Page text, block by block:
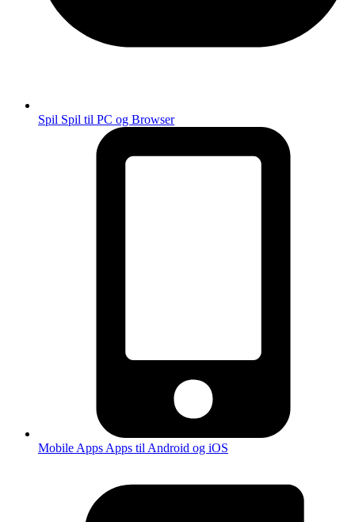
Spil Spil til PC og Browser
Mobile Apps Apps til Android og iOS